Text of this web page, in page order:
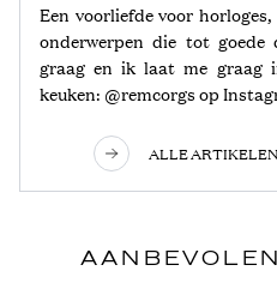
Een voorliefde voor
onderwerpen die tot goede
graag en ik laat me graag
keuken: @remcorgs op
ALLE